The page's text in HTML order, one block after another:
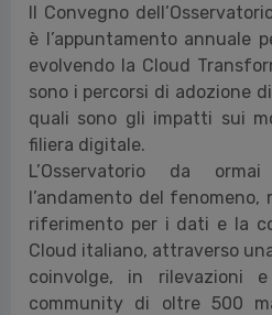
Il Convegno
è l’appuntamento annuale
evolvendo la Cloud
sono i percorsi di adozione
quali sono gli impatti sui
filiera digitale.
L’Osservatorio da
l’andamento del
riferimento per i dati e la
Cloud italiano, attraverso
coinvolge, in rilevazioni
community di oltre 500